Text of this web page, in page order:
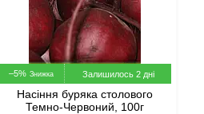
–5% Залишилось 2 дні
Насіння буряка столового
Темно-Червоний, 100г